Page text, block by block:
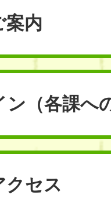
案内
ン （各課へ
クセス